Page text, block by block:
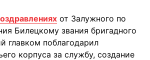
от Залужного по
Билецкому звания бригадного
главком поблагодарил
корпуса за службу, создание